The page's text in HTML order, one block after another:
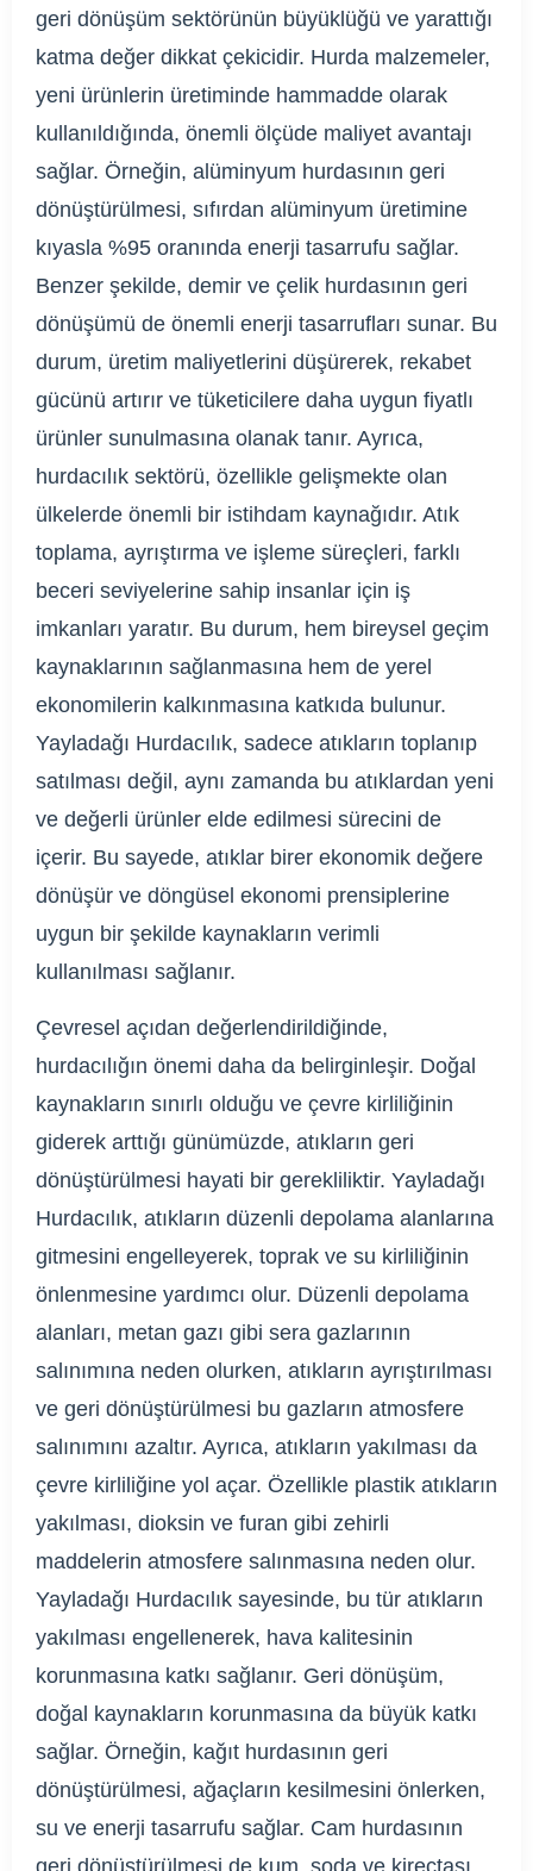
geri dönüşüm sektörünün büyüklüğü ve yarattığı
katma değer dikkat çekicidir. Hurda malzemeler,
yeni ürünlerin üretiminde hammadde olarak
kullanıldığında, önemli ölçüde maliyet avantajı
sağlar. Örneğin, alüminyum hurdasının geri
dönüştürülmesi, sıfırdan alüminyum üretimine
kıyasla %95 oranında enerji tasarrufu sağlar.
Benzer şekilde, demir ve çelik hurdasının geri
dönüşümü de önemli enerji tasarrufları sunar. Bu
durum, üretim maliyetlerini düşürerek, rekabet
gücünü artırır ve tüketicilere daha uygun fiyatlı
ürünler sunulmasına olanak tanır. Ayrıca,
hurdacılık sektörü, özellikle gelişmekte olan
ülkelerde önemli bir istihdam kaynağıdır. Atık
toplama, ayrıştırma ve işleme süreçleri, farklı
beceri seviyelerine sahip insanlar için iş
imkanları yaratır. Bu durum, hem bireysel geçim
kaynaklarının sağlanmasına hem de yerel
ekonomilerin kalkınmasına katkıda bulunur.
Yayladağı Hurdacılık, sadece atıkların toplanıp
satılması değil, aynı zamanda bu atıklardan yeni
ve değerli ürünler elde edilmesi sürecini de
içerir. Bu sayede, atıklar birer ekonomik değere
dönüşür ve döngüsel ekonomi prensiplerine
uygun bir şekilde kaynakların verimli
kullanılması sağlanır.
Çevresel açıdan değerlendirildiğinde,
hurdacılığın önemi daha da belirginleşir. Doğal
kaynakların sınırlı olduğu ve çevre kirliliğinin
giderek arttığı günümüzde, atıkların geri
dönüştürülmesi hayati bir gerekliliktir. Yayladağı
Hurdacılık, atıkların düzenli depolama alanlarına
gitmesini engelleyerek, toprak ve su kirliliğinin
önlenmesine yardımcı olur. Düzenli depolama
alanları, metan gazı gibi sera gazlarının
salınımına neden olurken, atıkların ayrıştırılması
ve geri dönüştürülmesi bu gazların atmosfere
salınımını azaltır. Ayrıca, atıkların yakılması da
çevre kirliliğine yol açar. Özellikle plastik atıkların
yakılması, dioksin ve furan gibi zehirli
maddelerin atmosfere salınmasına neden olur.
Yayladağı Hurdacılık sayesinde, bu tür atıkların
yakılması engellenerek, hava kalitesinin
korunmasına katkı sağlanır. Geri dönüşüm,
doğal kaynakların korunmasına da büyük katkı
sağlar. Örneğin, kağıt hurdasının geri
dönüştürülmesi, ağaçların kesilmesini önlerken,
su ve enerji tasarrufu sağlar. Cam hurdasının
geri dönüştürülmesi de kum, soda ve kireçtaşı